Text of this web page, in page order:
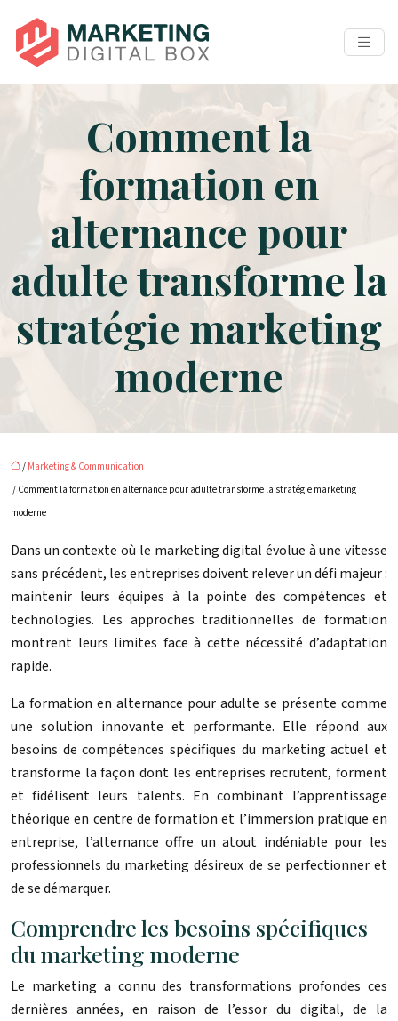
Comment la
formation en
alternance pour
adulte transforme la
stratégie marketing
moderne
/ Marketing & Communication
/ Comment la formation en alternance pour adulte transforme la stratégie marketing
moderne
Dans un contexte où le marketing digital évolue à une vitesse
sans précédent, les entreprises doivent relever un défi majeur :
maintenir leurs équipes à la pointe des compétences et
technologies. Les approches traditionnelles de formation
montrent leurs limites face à cette nécessité d’adaptation
rapide.
La formation en alternance pour adulte se présente comme
une solution innovante et performante. Elle répond aux
besoins de compétences spécifiques du marketing actuel et
transforme la façon dont les entreprises recrutent, forment
et fidélisent leurs talents. En combinant l’apprentissage
théorique en centre de formation et l’immersion pratique en
entreprise, l’alternance offre un atout indéniable pour les
professionnels du marketing désireux de se perfectionner et
de se démarquer.
Comprendre les besoins spécifiques
du marketing moderne
Le marketing a connu des transformations profondes ces
dernières années, en raison de l’essor du digital, de la